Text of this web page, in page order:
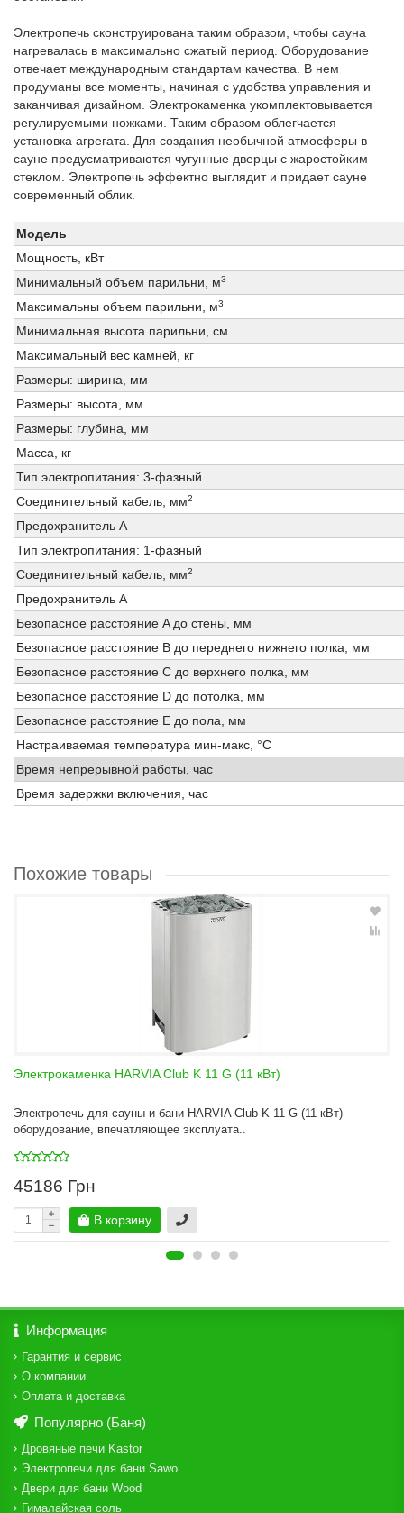
Электропечь сконструирована таким образом, чтобы сауна
нагревалась в максимально сжатый период. Оборудование
отвечает международным стандартам качества. В нем
продуманы все моменты, начиная с удобства управления и
заканчивая дизайном. Электрокаменка укомплектовывается
регулируемыми ножками. Таким образом облегчается
установка агрегата. Для создания необычной атмосферы в
сауне предусматриваются чугунные дверцы с жаростойким
стеклом. Электропечь эффектно выглядит и придает сауне
современный облик.
Модель
Мощность, кВт
Минимальный объем парильни, м3
Максимальны объем парильни, м3
Минимальная высота парильни, см
Максимальный вес камней, кг
Размеры: ширина, мм
Размеры: высота, мм
Размеры: глубина, мм
Масса, кг
Тип электропитания: 3-фазный
Соединительный кабель, мм2
Предохранитель A
Тип электропитания: 1-фазный
Соединительный кабель, мм2
Предохранитель A
Безопасное расстояние A до стены, мм
Безопасное расстояние B до переднего нижнего полка, мм
Безопасное расстояние C до верхнего полка, мм
Безопасное расстояние D до потолка, мм
Безопасное расстояние E до пола, мм
Настраиваемая температура мин-макс, °C
Время непрерывной работы, час
Время задержки включения, час
Похожие товары
Электрокаменка HARVIA Club K 11 G (11 кВт)
Электропечь для сауны и бани HARVIA Club K 11 G (11 кВт) -
оборудование, впечатляющее эксплуата..
45186 Грн
В корзину
Информация
Гарантия и сервис
О компании
Оплата и доставка
Популярно (Баня)
Дровяные печи Kastor
Электропечи для бани Sawo
Двери для бани Wood
Гималайская соль